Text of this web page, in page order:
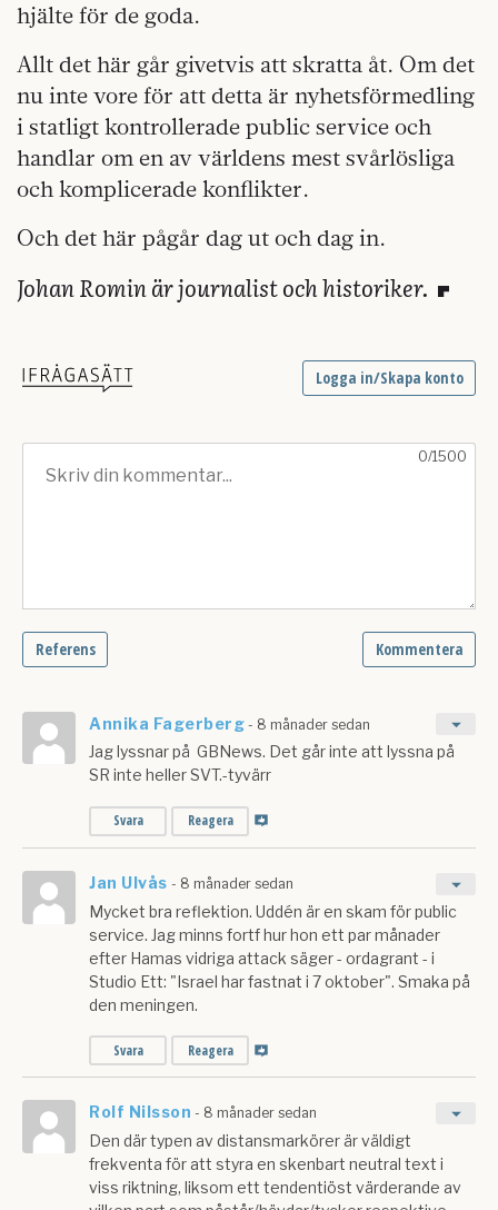
hjälte för de goda.
Allt det här går givetvis att skratta åt. Om det
nu inte vore för att detta är nyhetsförmedling
i statligt kontrollerade public service och
handlar om en av världens mest svårlösliga
och komplicerade konflikter.
Och det här pågår dag ut och dag in.
Johan Romin är journalist och historiker.